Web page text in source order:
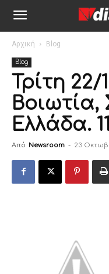
Αρχική Blog
Blog
Τρίτη 22/
Βοιωτία,
Ελλάδα.
Από Newsroom - 23